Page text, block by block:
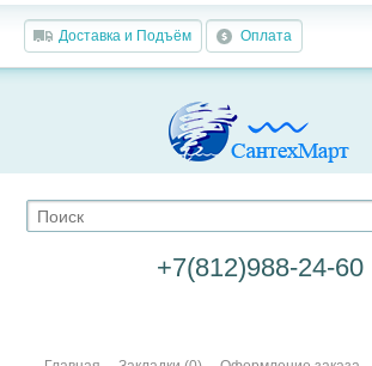
Доставка и Подъём Оплата
+7(812)988-24-60